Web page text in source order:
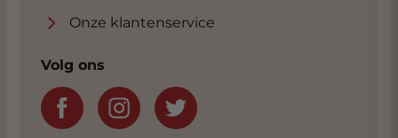
Onze klantenservice
Volg ons